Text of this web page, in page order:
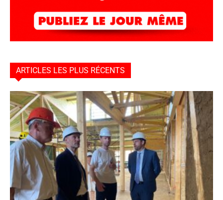
ARTICLES LES PLUS RÉCENTS